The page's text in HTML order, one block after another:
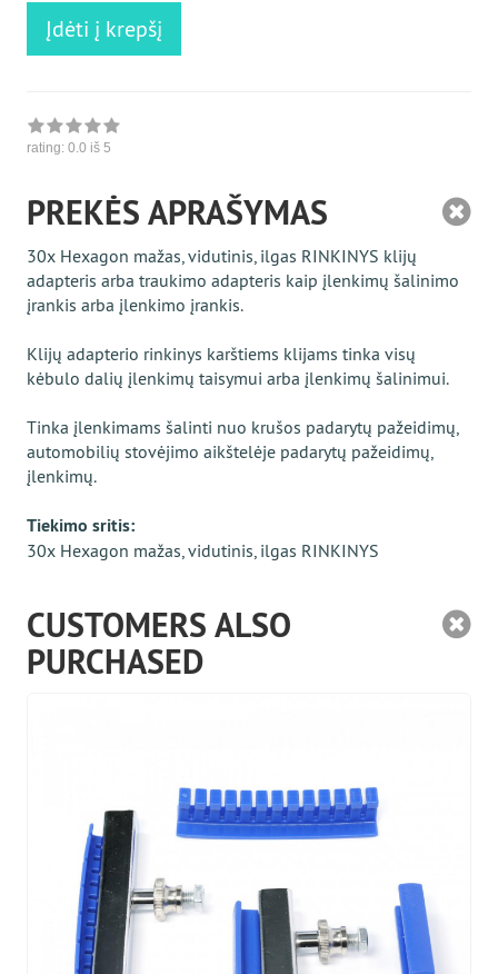
Įdėti į krepšį
rating: 0.0 iš 5
PREKĖS APRAŠYMAS
30x Hexagon mažas, vidutinis, ilgas RINKINYS klijų
adapteris arba traukimo adapteris kaip įlenkimų šalinimo
įrankis arba įlenkimo įrankis.
Klijų adapterio rinkinys karštiems klijams tinka visų
kėbulo dalių įlenkimų taisymui arba įlenkimų šalinimui.
Tinka įlenkimams šalinti nuo krušos padarytų pažeidimų,
automobilių stovėjimo aikštelėje padarytų pažeidimų,
įlenkimų.
Tiekimo sritis:
30x Hexagon mažas, vidutinis, ilgas RINKINYS
CUSTOMERS ALSO
PURCHASED